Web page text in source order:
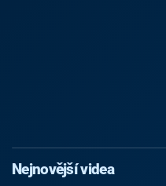
Nejnovější videa